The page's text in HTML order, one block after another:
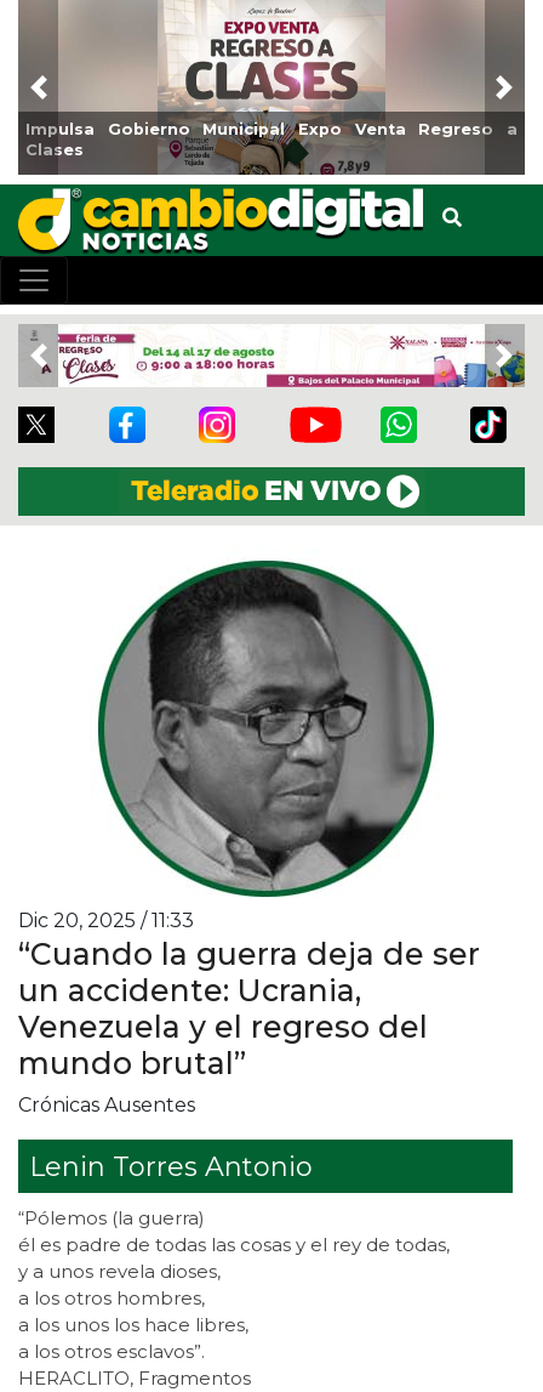
a
Reabrirá Coatzacoalcos la Alberca Semiolímpica Zona
Centro
Previous
Previous
Dic 20, 2025 / 11:33
“Cuando la guerra deja de ser
un accidente: Ucrania,
Venezuela y el regreso del
mundo brutal”
Crónicas Ausentes
Lenin Torres Antonio
“Pólemos (la guerra)
él es padre de todas las cosas y el rey de todas,
y a unos revela dioses,
a los otros hombres,
a los unos los hace libres,
a los otros esclavos”.
HERACLITO, Fragmentos